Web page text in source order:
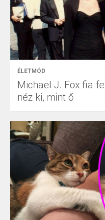
ÉLETMÓD
Michael J. Fox fia
néz ki, mint ő